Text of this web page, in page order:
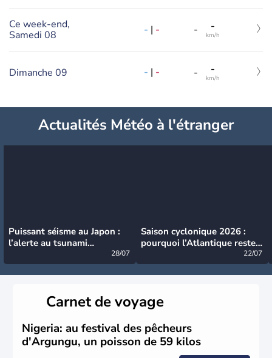
Ce week-end,
Samedi 08
- | - - -
km/h
Dimanche 09 - | - - -
km/h
Actualités Météo à l'étranger
Puissant séisme au Japon :
l’alerte au tsunami
28/07
Saison cyclonique 2026 :
pourquoi l’Atlantique reste
22/07
Carnet de voyage
Nigeria: au festival des pêcheurs
d'Argungu, un poisson de 59 kilos